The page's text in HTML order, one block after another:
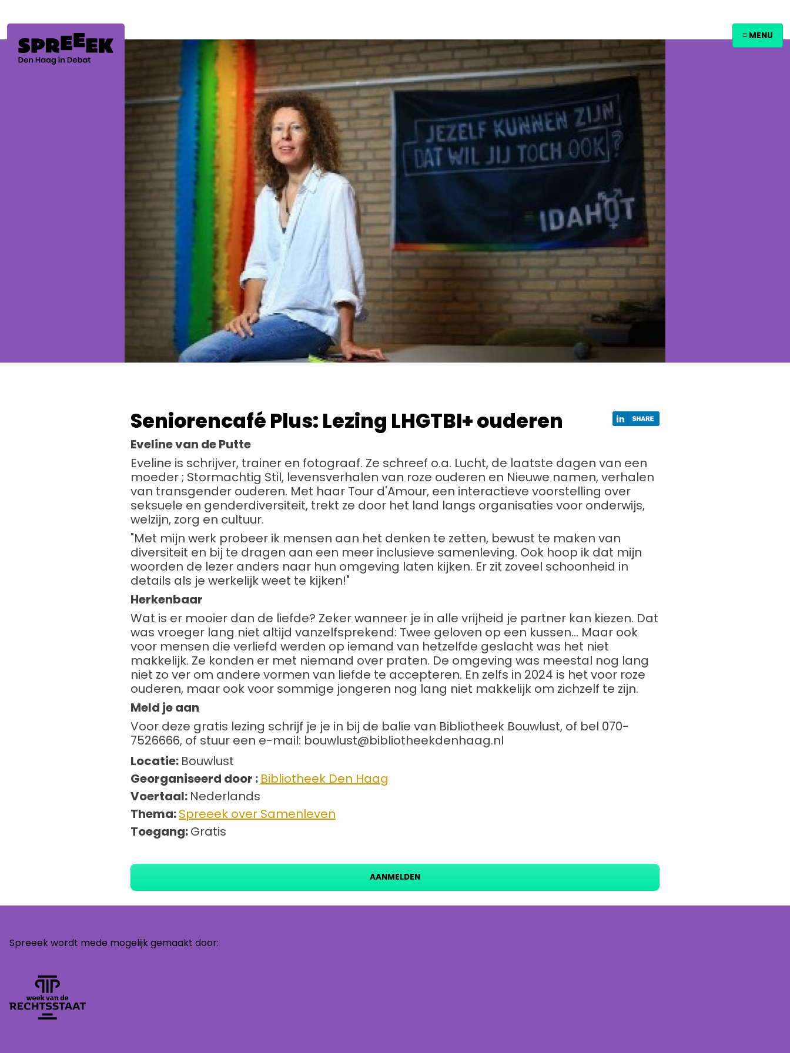
≡ MENU
Seniorencafé Plus: Lezing LHGTBI+ ouderen
Eveline van de Putte
Eveline is schrijver, trainer en fotograaf. Ze schreef o.a. Lucht, de laatste dagen van een
moeder ; Stormachtig Stil, levensverhalen van roze ouderen en Nieuwe namen, verhalen
van transgender ouderen. Met haar Tour d'Amour, een interactieve voorstelling over
seksuele en genderdiversiteit, trekt ze door het land langs organisaties voor onderwijs,
welzijn, zorg en cultuur.
"Met mijn werk probeer ik mensen aan het denken te zetten, bewust te maken van
diversiteit en bij te dragen aan een meer inclusieve samenleving. Ook hoop ik dat mijn
woorden de lezer anders naar hun omgeving laten kijken. Er zit zoveel schoonheid in
details als je werkelijk weet te kijken!"
Herkenbaar
Wat is er mooier dan de liefde? Zeker wanneer je in alle vrijheid je partner kan kiezen. Dat
was vroeger lang niet altijd vanzelfsprekend: Twee geloven op een kussen… Maar ook
voor mensen die verliefd werden op iemand van hetzelfde geslacht was het niet
makkelijk. Ze konden er met niemand over praten. De omgeving was meestal nog lang
niet zo ver om andere vormen van liefde te accepteren. En zelfs in 2024 is het voor roze
ouderen, maar ook voor sommige jongeren nog lang niet makkelijk om zichzelf te zijn.
Meld je aan
Voor deze gratis lezing schrijf je je in bij de balie van Bibliotheek Bouwlust, of bel 070-
7526666, of stuur een e-mail: bouwlust@bibliotheekdenhaag.nl
Locatie: Bouwlust
Georganiseerd door : Bibliotheek Den Haag
Voertaal: Nederlands
Thema:Spreeek over Samenleven
Toegang:Gratis
AANMELDEN
Spreeek wordt mede mogelijk gemaakt door: